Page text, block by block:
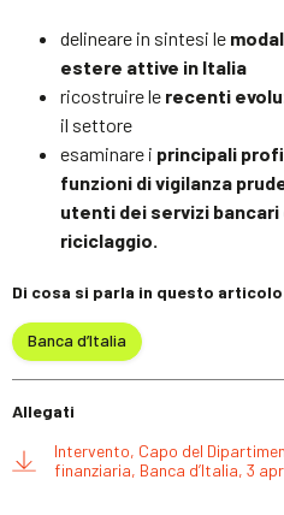
delineare in sintesi le
estere attive in Italia
ricostruire le recenti
il settore
esaminare i principali
funzioni di vigilanza
utenti dei servizi
riciclaggio.
Di cosa si parla in questo articolo
Banca d’Italia
Allegati
Intervento, Capo del
finanziaria, Banca d’Italia, 3